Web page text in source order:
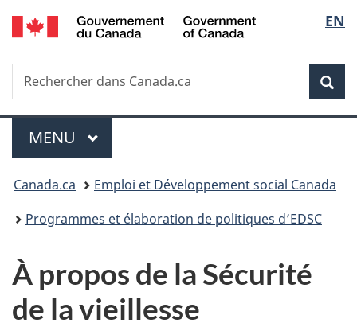
Passer
au
principal
Passer
à
Au
du
Passer
à
version
simplifiée
de
la
EN
Recherche
Rechercher
dans
Menu
MENU PRINCIPAL
Vous
êtes
Canada.ca
Emploi et Développement social Canada
Programmes et élaboration de politiques d’EDSC
À propos de la Sécurité
de la vieillesse